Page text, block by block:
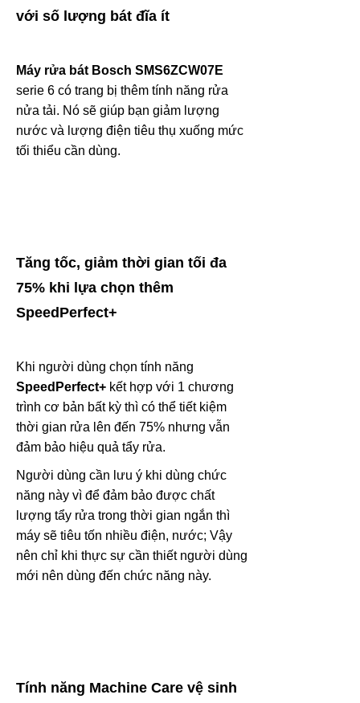
với số lượng bát đĩa ít
Máy rửa bát Bosch SMS6ZCW07E
serie 6 có trang bị thêm tính năng rửa
nửa tải. Nó sẽ giúp bạn giảm lượng
nước và lượng điện tiêu thụ xuống mức
tối thiểu cần dùng.
Tăng tốc, giảm thời gian tối đa
75% khi lựa chọn thêm
SpeedPerfect+
Khi người dùng chọn tính năng
SpeedPerfect+ kết hợp với 1 chương
trình cơ bản bất kỳ thì có thể tiết kiệm
thời gian rửa lên đến 75% nhưng vẫn
đảm bảo hiệu quả tẩy rửa.
Người dùng cần lưu ý khi dùng chức
năng này vì để đảm bảo được chất
lượng tẩy rửa trong thời gian ngắn thì
máy sẽ tiêu tốn nhiều điện, nước; Vậy
nên chỉ khi thực sự cần thiết người dùng
mới nên dùng đến chức năng này.
Tính năng Machine Care vệ sinh